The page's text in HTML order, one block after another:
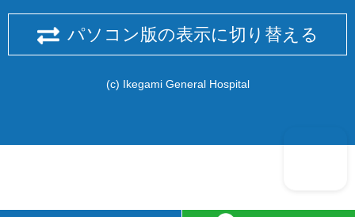
パソコン版の表示に切り替える
(c) Ikegami General Hospital